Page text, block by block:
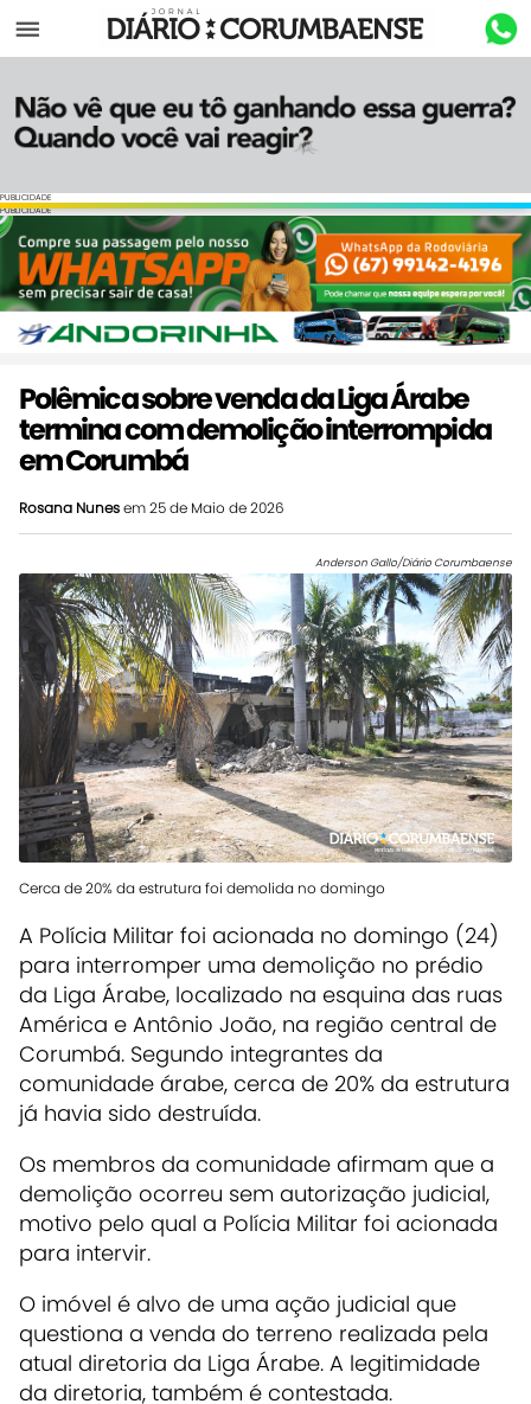
Menu
PUBLICIDADE
PUBLICIDADE
Polêmica sobre venda da Liga Árabe
termina com demolição interrompida
em Corumbá
Rosana Nunesem 25 de Maio de 2026
Anderson Gallo/Diário Corumbaense
Cerca de 20% da estrutura foi demolida no domingo
A Polícia Militar foi acionada no domingo (24)
para interromper uma demolição no prédio
da Liga Árabe, localizado na esquina das ruas
América e Antônio João, na região central de
Corumbá. Segundo integrantes da
comunidade árabe, cerca de 20% da estrutura
já havia sido destruída.
Os membros da comunidade afirmam que a
demolição ocorreu sem autorização judicial,
motivo pelo qual a Polícia Militar foi acionada
para intervir.
O imóvel é alvo de uma ação judicial que
questiona a venda do terreno realizada pela
atual diretoria da Liga Árabe. A legitimidade
da diretoria, também é contestada.